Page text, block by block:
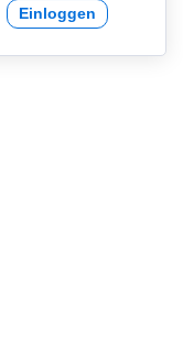
Einloggen